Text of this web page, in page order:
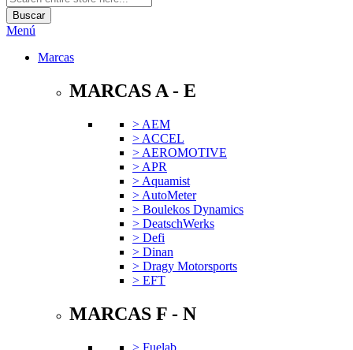
Buscar
Menú
Marcas
MARCAS A - E
> AEM
> ACCEL
> AEROMOTIVE
> APR
> Aquamist
> AutoMeter
> Boulekos Dynamics
> DeatschWerks
> Defi
> Dinan
> Dragy Motorsports
> EFT
MARCAS F - N
> Fuelab